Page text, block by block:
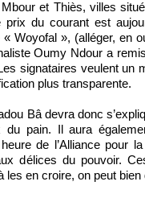
et Thiès, villes
prix du courant est
Woyofal », (alléger, en
Oumy Ndour a
signataires veulent
plus transparente.
Bâ devra donc
pain. Il aura
de l’Alliance pour
délices du pouvoir.
les en croire, on peut